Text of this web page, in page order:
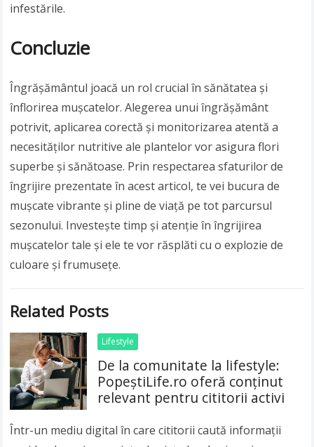
infestările.
Concluzie
Îngrășământul joacă un rol crucial în sănătatea și
înflorirea mușcatelor. Alegerea unui îngrășământ
potrivit, aplicarea corectă și monitorizarea atentă a
necesităților nutritive ale plantelor vor asigura flori
superbe și sănătoase. Prin respectarea sfaturilor de
îngrijire prezentate în acest articol, te vei bucura de
mușcate vibrante și pline de viață pe tot parcursul
sezonului. Investește timp și atenție în îngrijirea
mușcatelor tale și ele te vor răsplăti cu o explozie de
culoare și frumusețe.
Related Posts
Lifestyle
De la comunitate la lifestyle:
PopeștiLife.ro oferă conținut
relevant pentru cititorii activi
Într-un mediu digital în care cititorii caută informații